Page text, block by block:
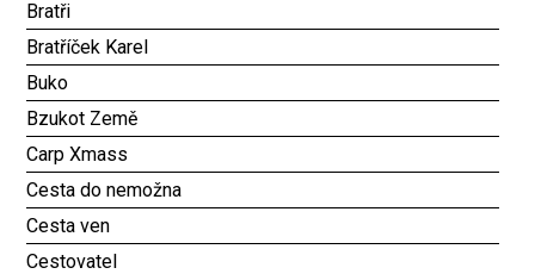
Bratři
Bratříček Karel
Buko
Bzukot Země
Carp Xmass
Cesta do nemožna
Cesta ven
Cestovatel